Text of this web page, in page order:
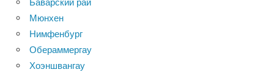
Мюнхен
Нимфенбург
Обераммергау
Хоэншвангау